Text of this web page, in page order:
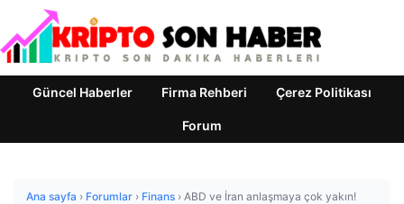
Güncel Haberler Firma Rehberi Çerez Politikası
Forum
Ana sayfa › Forumlar › Finans › ABD ve İran anlaşmaya çok yakın!